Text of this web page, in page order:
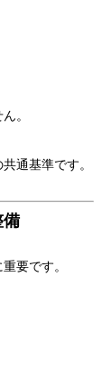
。
通基準です。
要です。